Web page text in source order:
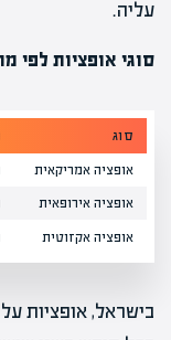
עליה.
סוגי אופציות לפי
סוג
אופציה אמריקאית
אופציה אירופאית
אופציה אקזוטית
בישראל, אופציות על